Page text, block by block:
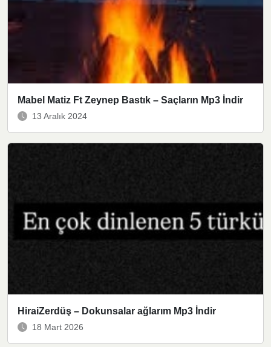
Mabel Matiz Ft Zeynep Bastık – Saçların Mp3 İndir
13 Aralık 2024
HiraiZerdüş – Dokunsalar ağlarım Mp3 İndir
18 Mart 2026